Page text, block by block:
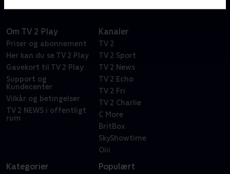
Om TV 2 Play
Priser og abonnement
Her kan du se TV 2 Play
Gavekort til TV 2 Play
Support og
Kundecenter
Vilkår og betingelser
TV 2 NEWS i offentligt
rum
Kanaler
TV 2
TV 2 Sport
TV 2 News
TV 2 Echo
TV 2 Fri
TV 2 Charlie
C More
BritBox
SkyShowtime
Oiii
Kategorier Populært